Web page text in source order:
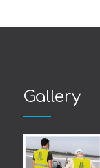
Gallery